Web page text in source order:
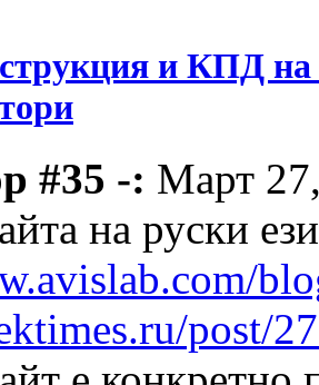
и КПД на
#35 -: Март
на руски
post/